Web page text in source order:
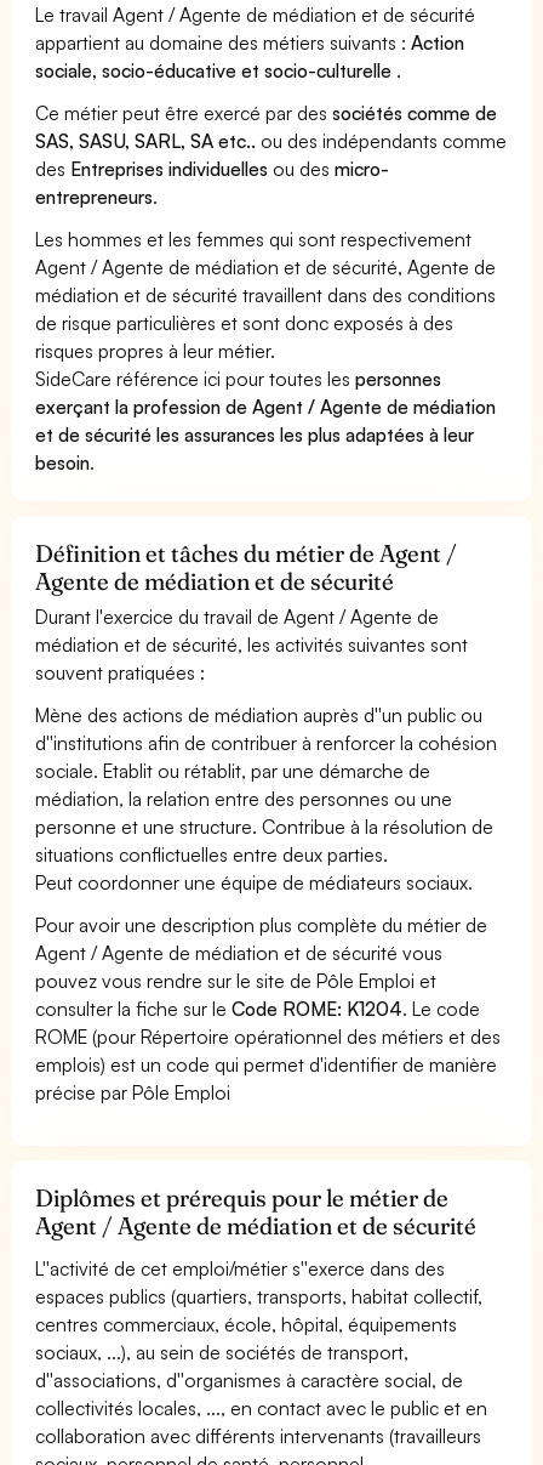
Le travail Agent / Agente de médiation et de sécurité
appartient au domaine des métiers suivants :Action
sociale, socio-éducative et socio-culturelle .
Ce métier peut être exercé par dessociétés comme de
SAS, SASU, SARL, SA etc.. ou des indépendants comme
des Entreprises individuelles ou desmicro-
entrepreneurs.
Les hommes et les femmes qui sont respectivement
Agent / Agente de médiation et de sécurité, Agente de
médiation et de sécurité travaillent dans des conditions
de risque particulières et sont donc exposés à des
risques propres à leur métier.
SideCare référence ici pour toutes lespersonnes
exerçant la profession de Agent / Agente de médiation
et de sécurité les assurances les plus adaptées à leur
besoin.
Définition et tâches du métier de Agent /
Agente de médiation et de sécurité
Durant l'exercice du travail de Agent / Agente de
médiation et de sécurité, les activités suivantes sont
souvent pratiquées :
Mène des actions de médiation auprès d''un public ou
d''institutions afin de contribuer à renforcer la cohésion
sociale. Etablit ou rétablit, par une démarche de
médiation, la relation entre des personnes ou une
personne et une structure. Contribue à la résolution de
situations conflictuelles entre deux parties.
Peut coordonner une équipe de médiateurs sociaux.
Pour avoir une description plus complète du métier de
Agent / Agente de médiation et de sécurité vous
pouvez vous rendre sur le site de Pôle Emploi et
consulter la fiche sur leCode ROME: K1204. Le code
ROME (pour Répertoire opérationnel des métiers et des
emplois) est un code qui permet d'identifier de manière
précise par Pôle Emploi
Diplômes et prérequis pour le métier de
Agent / Agente de médiation et de sécurité
L''activité de cet emploi/métier s''exerce dans des
espaces publics (quartiers, transports, habitat collectif,
centres commerciaux, école, hôpital, équipements
sociaux, ...), au sein de sociétés de transport,
d''associations, d''organismes à caractère social, de
collectivités locales, ..., en contact avec le public et en
collaboration avec différents intervenants (travailleurs